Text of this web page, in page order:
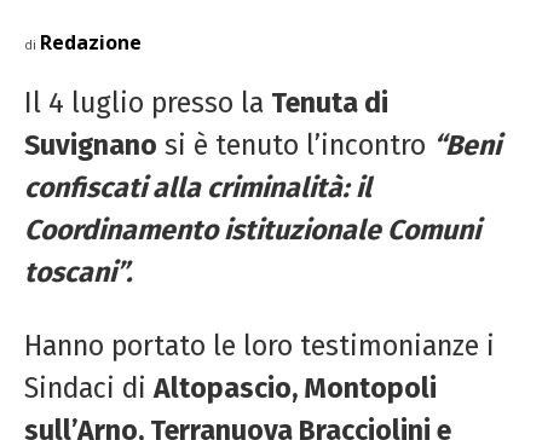
di Redazione
Il 4 luglio presso la Tenuta di
Suvignano si è tenuto l’incontro “Beni
confiscati alla criminalità: il
Coordinamento istituzionale Comuni
toscani”.
Hanno portato le loro testimonianze i
Sindaci di Altopascio, Montopoli
sull’Arno, Terranuova Bracciolini e